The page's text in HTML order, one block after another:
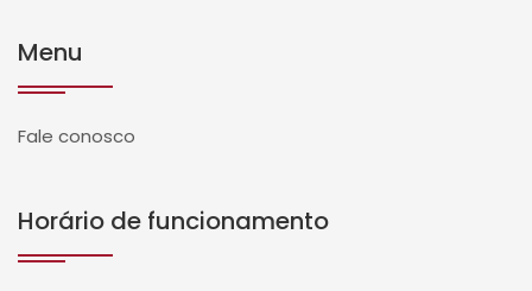
Menu
Fale conosco
Horário de funcionamento